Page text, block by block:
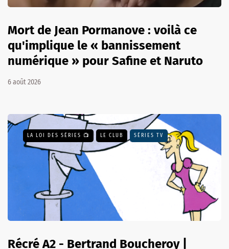
Mort de Jean Pormanove : voilà ce
qu'implique le « bannissement
numérique » pour Safine et Naruto
6 août 2026
LA LOI DES SÉRIES 📺 LE CLUB SÉRIES TV
Récré A2 - Bertrand Boucheroy |